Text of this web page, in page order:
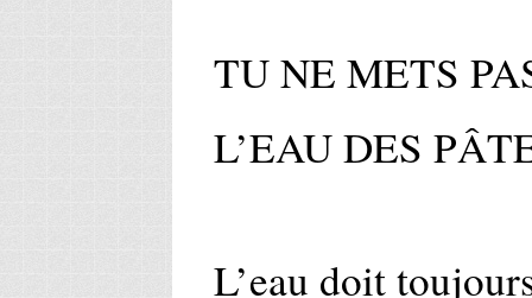
TU NE METS
L’EAU DES
L’eau doit